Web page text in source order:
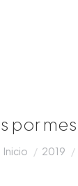
por
Estás aquí:
Inicio 2019